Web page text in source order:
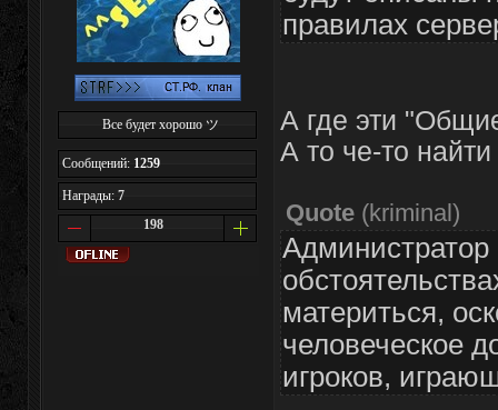
Все будет хорошо ツ
Сообщений: 1259
Награды: 7
198
правилах
А где эти
А то че-то
Quote(kriminal)
Администратор
материться,
человеческое
игроков,